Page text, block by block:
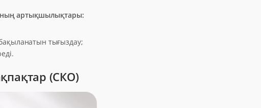
артықшылықтары:
тығыздау;
(СКО)